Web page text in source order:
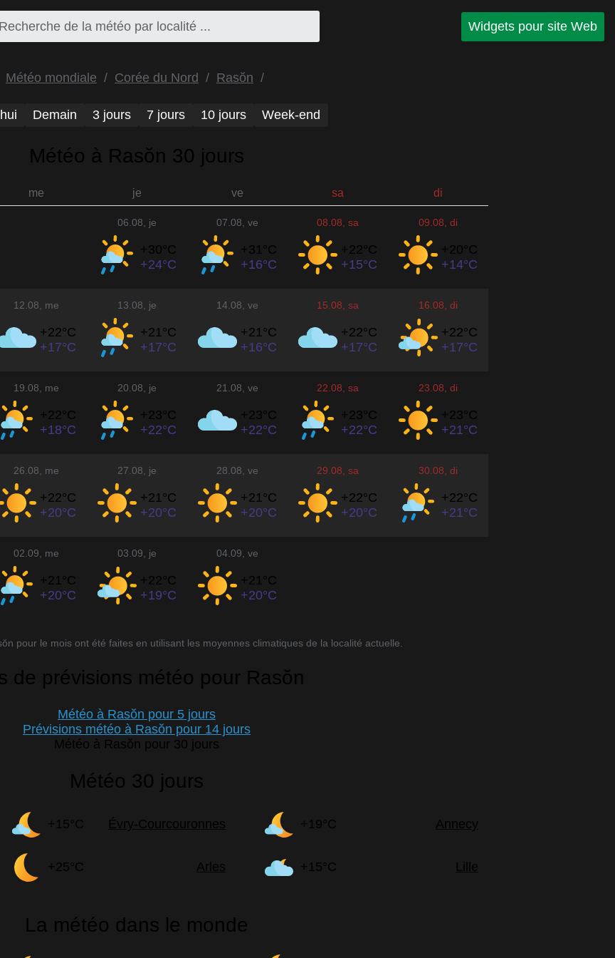
Widgets pour site Web
Météo mondiale Corée du Nord Rasŏn
Demain 3 jours 7 jours 10 jours Week-end
Météo à Rasŏn 30 jours
me je ve sa di
06.08 , je
+30° C
+24°C
07.08 , ve
+31° C
+16°C
08.08 , sa
+22° C
+15°C
09.08 , di
+20° C
+14°C
12.08 , me
+22°C
+17°C
13.08 , je
+21°C
+17°C
14.08 , ve
+21°C
+16°C
15.08 , sa
+22°C
+17°C
16.08 , di
+22°C
+17°C
19.08 , me
+22° C
+18°C
20.08 , je
+23° C
+22°C
21.08 , ve
+23° C
+22°C
22.08 , sa
+23° C
+22°C
23.08 , di
+23° C
+21°C
26.08 , me
+22°C
+20°C
27.08 , je
+21°C
+20°C
28.08 , ve
+21°C
+20°C
29.08 , sa
+22°C
+20°C
30.08 , di
+22°C
+21°C
02.09 , me
+21° C
+20°C
03.09 , je
+22° C
+19°C
04.09 , ve
+21° C
+20°C
pour le mois ont été faites en utilisant les moyennes climatiques de la localité actuelle.
de prévisions météo pour Rasŏn
Météo à Rasŏn pour 5 jours
Prévisions météo à Rasŏn pour 14 jours
Météo à Rasŏn pour 30 jours
Météo 30 jours
+15°C Évry-Courcouronnes +19°C Annecy
+25°C Arles +15°C Lille
La météo dans le monde